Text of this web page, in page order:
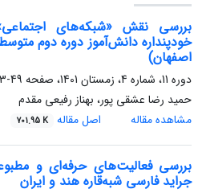
بررسی نقش «شبکه‌های
خودپنداره دانش‌آموز دوره دوم
اصفهان)
دوره 11، شماره 4، زمستان 1401، صفحه
49-63
حمید رضا عشقی پور، بهناز رفیعی مقدم
مشاهده مقاله
اصل مقاله 701.95 K
بررسی فعالیت‌های حرفه‌ای و
جراید فارسی شبه‌قاره هند و ایران